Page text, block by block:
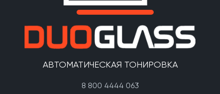
АВТОМАТИЧЕСКАЯ ТОНИРОВКА
8 800 4444 063